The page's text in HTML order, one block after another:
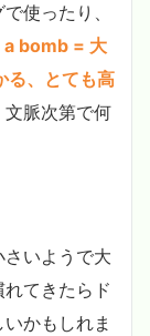
使ったり、
a bomb = 大
、とても高
脈次第で何
いようで大
てきたらド
かもしれま